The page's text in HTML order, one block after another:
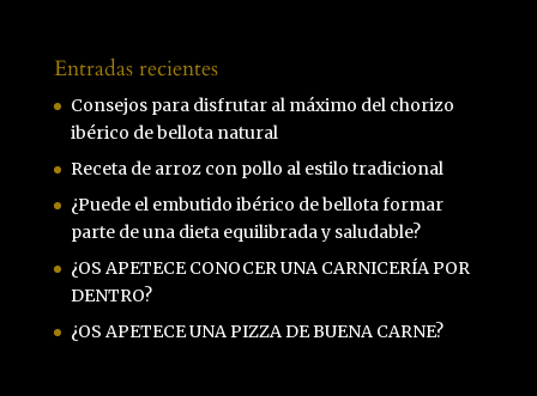
Entradas recientes
Consejos para disfrutar al máximo del chorizo
ibérico de bellota natural
Receta de arroz con pollo al estilo tradicional
¿Puede el embutido ibérico de bellota formar
parte de una dieta equilibrada y saludable?
¿OS APETECE CONOCER UNA CARNICERÍA POR
DENTRO?
¿OS APETECE UNA PIZZA DE BUENA CARNE?